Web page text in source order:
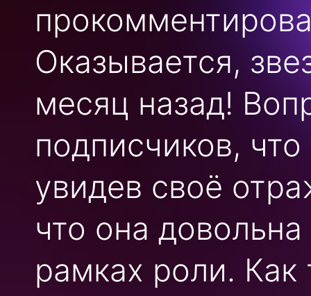
Оказывается,
месяц назад!
подписчиков,
увидев своё
что она
рамках роли. Как